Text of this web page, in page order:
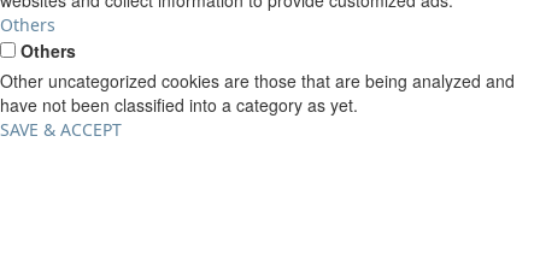
Others
Others
Other uncategorized cookies are those that are being analyzed and
have not been classified into a category as yet.
SAVE & ACCEPT